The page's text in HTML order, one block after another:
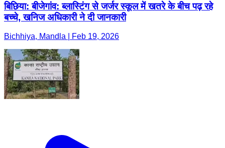
बिछिया: बीजेगांव: ब्लास्टिंग से जर्जर स्कूल में खतरे के बीच पढ़ रहे
बच्चे, खनिज अधिकारी ने दी जानकारी
Bichhiya, Mandla | Feb 19, 2026